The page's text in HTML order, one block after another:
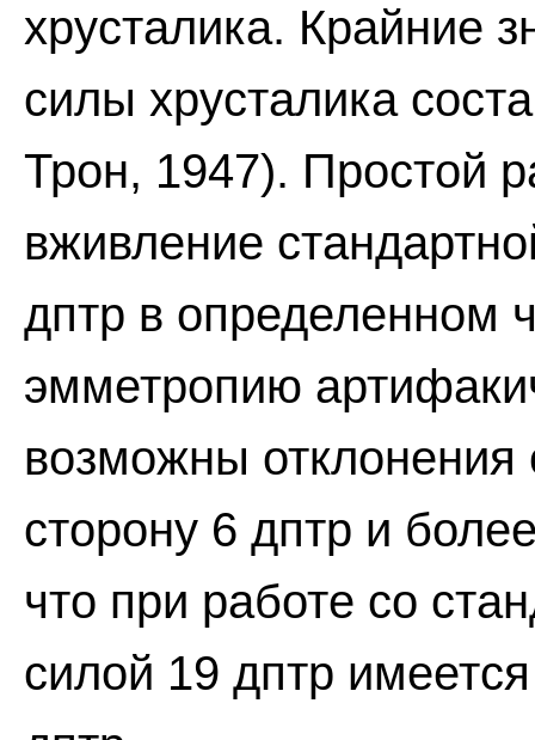
хрусталика. Крайние
силы хрусталика
Трон, 1947). Простой
вживление
дптр в определенном
эмметропию
возможны
сторону 6 дптр и
что при работе со
силой 19 дптр